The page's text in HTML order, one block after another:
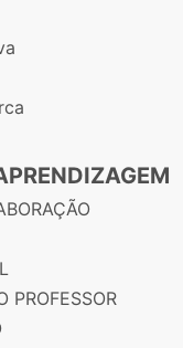
PROFESSOR